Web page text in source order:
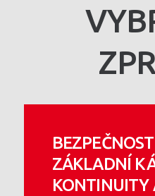
ZÁKLADNÍ
KONTINUITY